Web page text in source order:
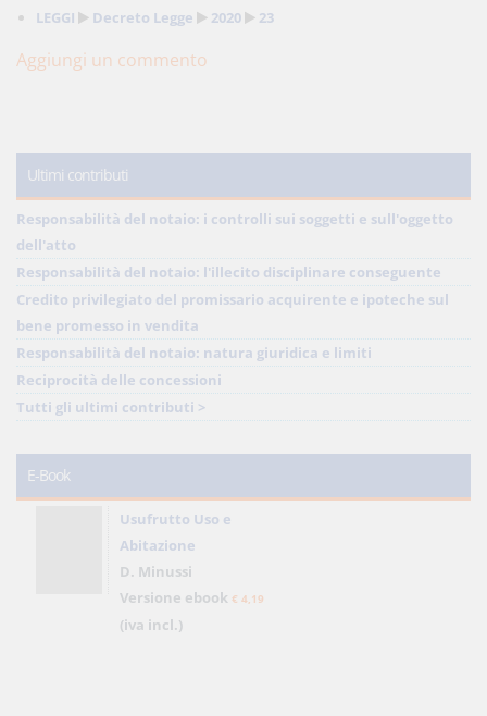
LEGGI Decreto Legge 2020 23
Aggiungi un commento
Ultimi contributi
Responsabilità del notaio: i controlli sui soggetti e sull'oggetto
dell'atto
Responsabilità del notaio: l'illecito disciplinare conseguente
Credito privilegiato del promissario acquirente e ipoteche sul
bene promesso in vendita
Responsabilità del notaio: natura giuridica e limiti
Reciprocità delle concessioni
Tutti gli ultimi contributi >
E-Book
Usufrutto Uso e
Abitazione
D. Minussi
Versione ebook € 4,19
(iva incl.)